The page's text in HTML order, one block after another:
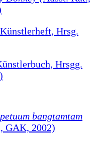
Hrsg.
Hrsgg.
bangtamtam
GAK, 2002)